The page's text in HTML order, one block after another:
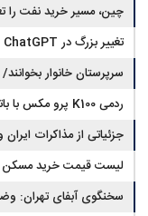
چین، مسیر خرید نفت را
تغییر بزرگ در ChatGPT / چت متنی نامحدود و رایگان
سرپرستان خانوار بخوانند/ حساب این
ردمی K100 پرو مکس با باتری غول‌پیکر و شارژ بی‌سیم روانه بازار می‌شود
جزئیاتی از مذاکرات
مجلس: بیانیه‌ای شامل
است
چقدر سرمایه نیاز دارد؟ +
سخنگوی آبفای تهران: